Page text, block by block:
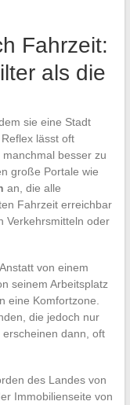
Fahrzeit:
als die
sie eine Stadt
lässt oft
besser zu
große Portale wie
an, die alle
Fahrzeit erreichbar
Verkehrsmitteln oder
von einem
seinem Arbeitsplatz
eine Komfortzone.
die jedoch nur
dann, oft
des Landes von
Immobilienseite von